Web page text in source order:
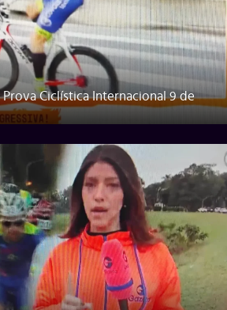
Ciclística Internacional 9 de